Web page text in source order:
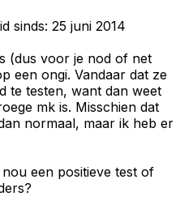
sinds: 25 juni 2014
(dus voor je nod of net
een ongi. Vandaar dat ze
te testen, want dan weet
mk is. Misschien dat
normaal, maar ik heb er
een positieve test of